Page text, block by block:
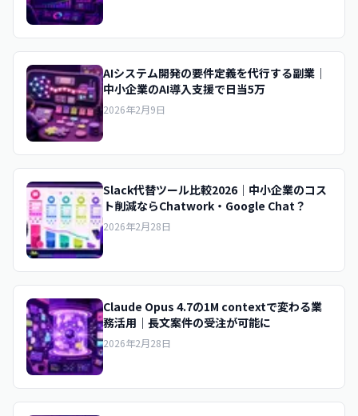
AIシステム開発の要件定義を代行する副業｜
中小企業のAI導入支援で日当5万
2026年2月9日
Slack代替ツール比較2026｜中小企業のコス
ト削減ならChatwork・Google Chat？
2026年2月28日
Claude Opus 4.7の1M contextで変わる業
務活用｜長文案件の受注が可能に
2026年2月28日